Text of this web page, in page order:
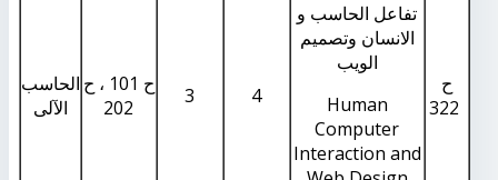
ح
322
تفاعل الحاسب و
الانسان وتصميم
الويب
Human
Computer
Interaction and
4
3
ح 101 ، ح
202
الحاسب
الآلى